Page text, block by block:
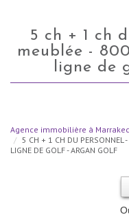
5 ch + 1 ch du personnel - louée
meublée -
ligne de
Agence immobilière à
5 CH + 1 CH DU PERSONNEL
LIGNE DE GOLF - ARGAN GOLF